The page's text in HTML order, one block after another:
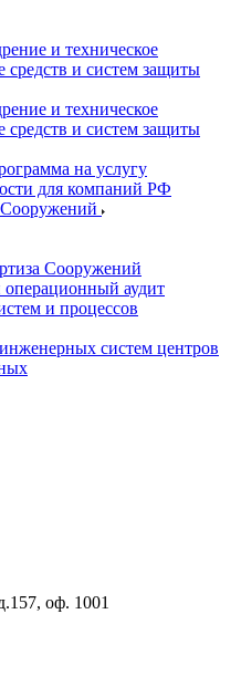
и техническое
средств и систем защиты
и техническое
средств и систем защиты
на услугу
для компаний РФ
Сооружений
аудит
и процессов
систем центров
оф. 1001